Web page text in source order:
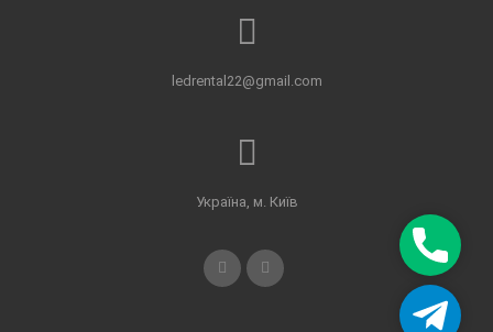
ledrental22@gmail.com
Україна, м. Київ
о
д
з
Н